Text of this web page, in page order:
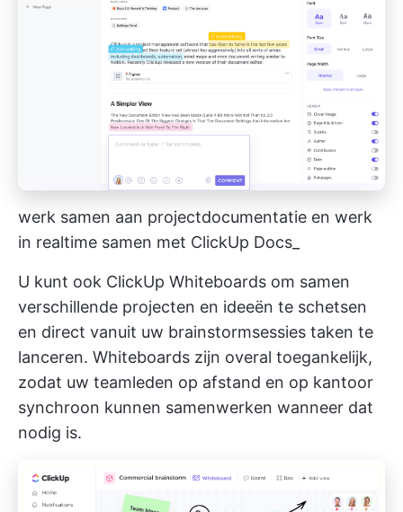
werk samen aan projectdocumentatie en werk
in realtime samen met ClickUp Docs_
U kunt ook ClickUp Whiteboards om samen
verschillende projecten en ideeën te schetsen
en direct vanuit uw brainstormsessies taken te
lanceren. Whiteboards zijn overal toegankelijk,
zodat uw teamleden op afstand en op kantoor
synchroon kunnen samenwerken wanneer dat
nodig is.